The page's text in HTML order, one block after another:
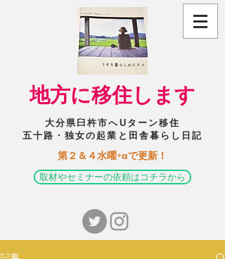
​地方に移住します
大分県臼杵市へUターン移住
五十路・独女の起業と田舎暮らし日記
​第２＆４水曜+αで更新！
取材やセミナーの依頼はコチラから